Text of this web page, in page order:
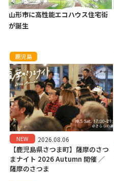
山形市に高性能エコハウス住宅街
が誕生
鹿児島
NEW 2026.08.06
【鹿児島県さつま町】薩摩のさつ
まナイト 2026 Autumn 開催 ／
薩摩のさつま